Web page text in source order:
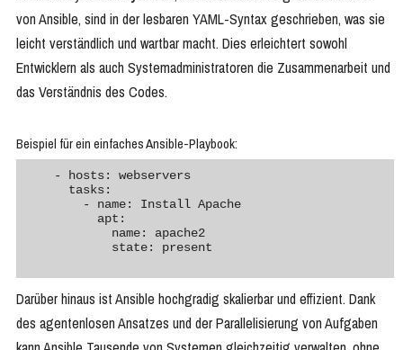
von Ansible, sind in der lesbaren YAML-Syntax geschrieben, was sie
leicht verständlich und wartbar macht. Dies erleichtert sowohl
Entwicklern als auch Systemadministratoren die Zusammenarbeit und
das Verständnis des Codes.
Beispiel für ein einfaches Ansible-Playbook:
Darüber hinaus ist Ansible hochgradig skalierbar und effizient. Dank
des agentenlosen Ansatzes und der Parallelisierung von Aufgaben